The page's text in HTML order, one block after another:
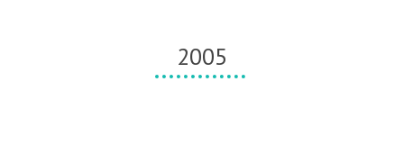
2005